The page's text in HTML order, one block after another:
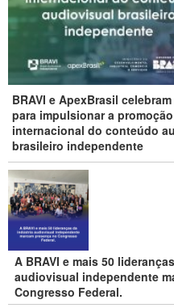
BRAVI e ApexBrasil
para impulsionar a promoção
internacional do conteúdo
brasileiro independente
A BRAVI e mais 50
audiovisual independente
Congresso Federal.